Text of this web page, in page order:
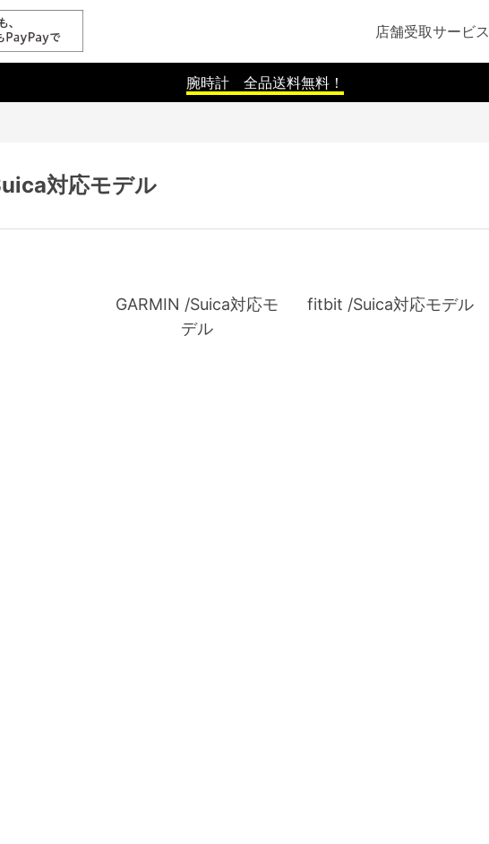
店舗受取サービス
腕時計 全品送料無料！
対応モデル
GARMIN /Suica対応モ
デル
fitbit /Suica対応モデル